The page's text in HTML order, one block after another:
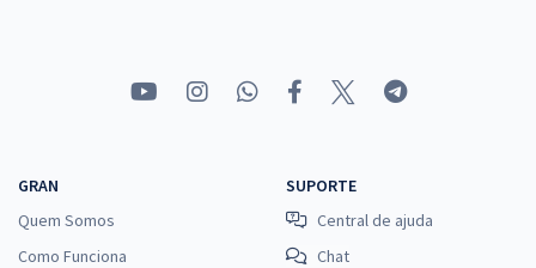
GRAN
Quem Somos
Como Funciona
SUPORTE
Central de ajuda
Chat